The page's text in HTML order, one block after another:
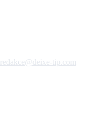
redakce@deixe-tip.com